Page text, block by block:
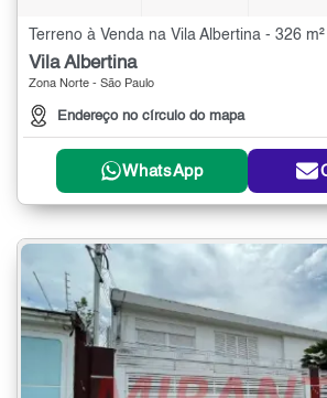
Terreno à Venda na Vila Albertina - 326 m²
Vila Albertina
Zona Norte - São Paulo
Endereço no círculo do mapa
WhatsApp